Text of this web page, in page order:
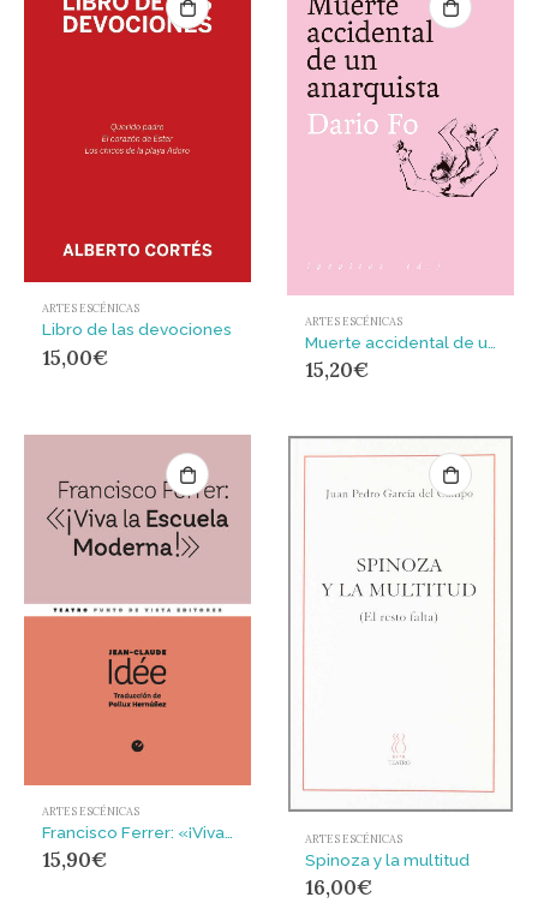
ARTES ESCÉNICAS
Libro de las devociones
15,00€
ARTES ESCÉNICAS
15,20€
ARTES ESCÉNICAS
15,90€
ARTES ESCÉNICAS
Spinoza y la multitud
16,00€